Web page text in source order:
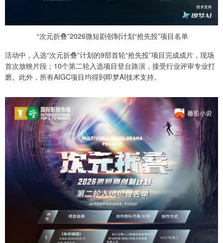
“次元折叠”2026微短剧创制计划“抢先投”项目名单
活动中，入选“次元折叠”计划的9部首轮“抢先投”项目完成成片，现场
首次放映片段；10个第二轮入选项目登台路演，接受行业评审专业打
磨。此外，所有AIGC项目均得到即梦AI技术支持。